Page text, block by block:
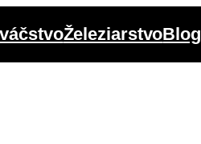
ŽeleziarstvoBlog